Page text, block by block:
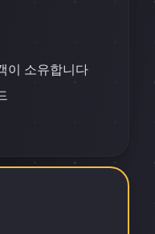
이 소유합니다